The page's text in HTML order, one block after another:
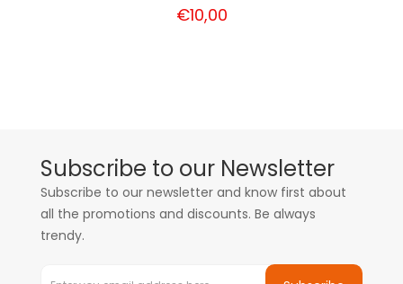
€10,00
Subscribe to our Newsletter
Subscribe to our newsletter and know first about
all the promotions and discounts. Be always
trendy.